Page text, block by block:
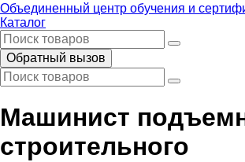
Объединенный центр обучения и
Каталог
Обратный вызов
Машинист
строительного